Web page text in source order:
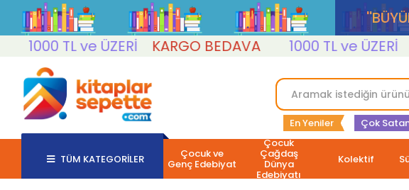
1000 TL ve ÜZERİ
KARGO BEDAVA 1000 TL ve ÜZERİ
En Yeniler Çok
TÜM KATEGORİLER Çocuk ve
Genç Edebiyat
Çocuk
Çağdaş
Dünya
Edebiyatı
Kolektif